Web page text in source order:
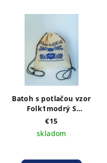
Batoh s potlačou vzor
Folk1modrý S
TEFLÓNOVOU ÚPRAVOU
€15
skladom